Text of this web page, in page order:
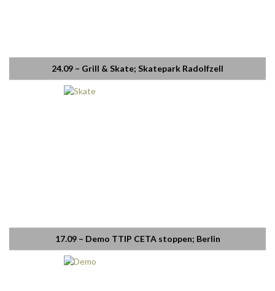
24.09 – Grill & Skate; Skatepark Radolfzell
17.09 – Demo TTIP CETA stoppen; Berlin